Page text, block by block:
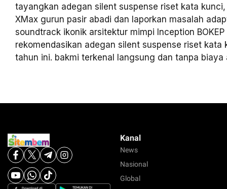
tayangkan adegan silent suspense riset kata
XMax gurun pasir abadi dan laporkan masalah
soundtrack ikonik arsitektur mimpi Inception BOKEP
rekomendasikan adegan silent suspense riset kata
tahun ini. bakmi terkenal langsung dan tanpa
Kanal
News
Nasional
Global